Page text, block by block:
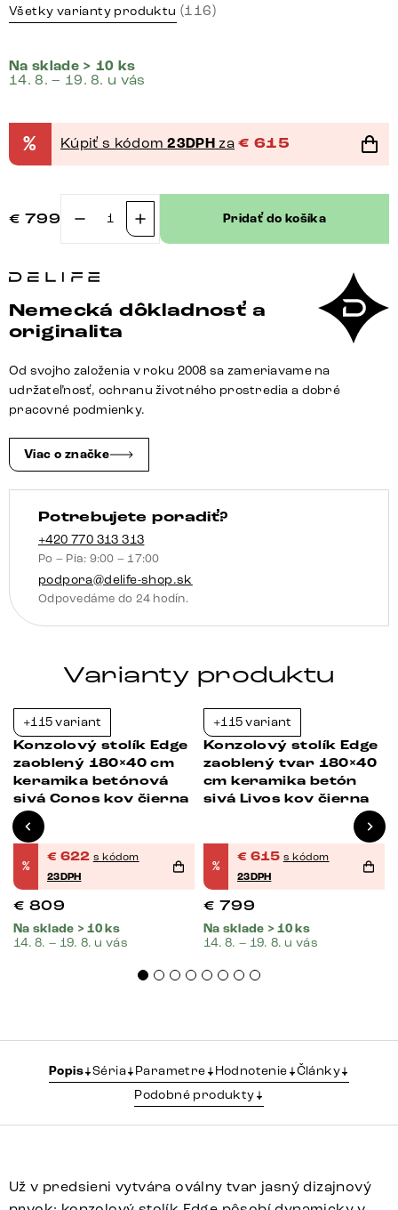
Všetky varianty produktu (116)
Na sklade > 10 ks
14. 8. – 19. 8. u vás
% Kúpiť s kódom23DPH za € 615
€ 799
množstvo
stolík
zaoblený
140×40
keramika
betón
Velio
kov
čierna
Pridať do košíka
Nemecká dôkladnosť a
originalita
Od svojho založenia v roku 2008 sa zameriavame na
udržateľnosť, ochranu životného prostredia a dobré
pracovné podmienky.
Viac o značke
Potrebujete poradiť?
+420 770 313 313
Po – Pia: 9:00 – 17:00
podpora@delife-shop.sk
Odpovedáme do 24 hodín.
Varianty produktu
+115 variant
Konzolový stolík Edge
zaoblený 180×40 cm
keramika betónová
sivá Conos kov čierna
%
€ 622 s kódom
23DPH
€ 809
Na sklade > 10 ks
14. 8. – 19. 8. u vás
+115 variant
Konzolový stolík Edge
zaoblený tvar 180×40
cm keramika betón
sivá Livos kov čierna
%
€ 615 s kódom
23DPH
€ 799
Na sklade > 10 ks
14. 8. – 19. 8. u vás
Popis Séria Parametre Hodnotenie
Články
Podobné produkty
Už v predsieni vytvára oválny tvar jasný dizajnový